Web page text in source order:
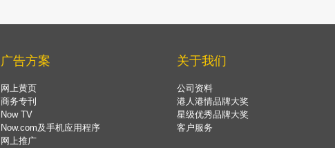
广告方案
网上黄页
商务专刊
Now TV
Now.com及手机应用程序
网上推广
关于我们
公司资料
港人港情品牌大奖
星级优秀品牌大奖
客户服务